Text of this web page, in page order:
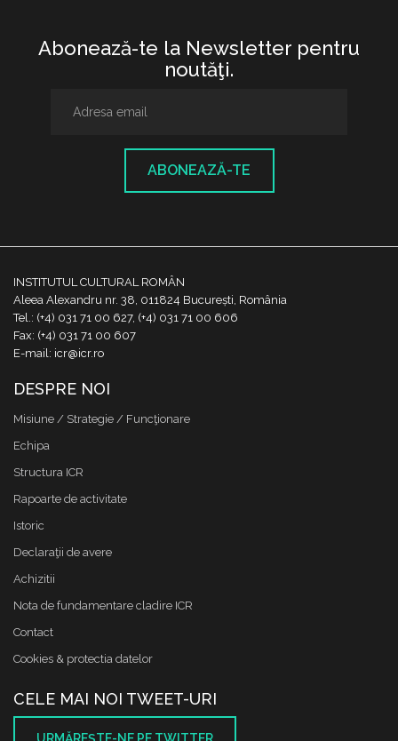
Abonează-te la Newsletter pentru
noutăţi.
ABONEAZĂ-TE
INSTITUTUL CULTURAL ROMÂN
Aleea Alexandru nr. 38, 011824 București, România
Tel.: (+4) 031 71 00 627, (+4) 031 71 00 606
Fax: (+4) 031 71 00 607
E-mail: icr@icr.ro
DESPRE NOI
Misiune / Strategie / Funcţionare
Echipa
Structura ICR
Rapoarte de activitate
Istoric
Declaraţii de avere
Achizitii
Nota de fundamentare cladire ICR
Contact
Cookies & protectia datelor
CELE MAI NOI TWEET-URI